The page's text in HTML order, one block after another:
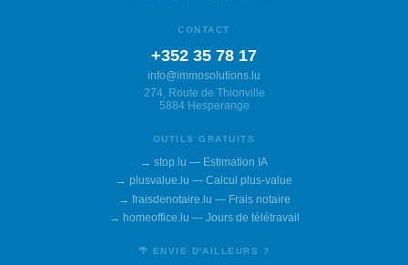
CONTACT
+352 35 78 17
info@immosolutions.lu
274, Route de Thionville
5884 Hesperange
OUTILS GRATUITS
→ stop.lu — Estimation IA
→ plusvalue.lu — Calcul plus-value
→ fraisdenotaire.lu — Frais notaire
→ homeoffice.lu — Jours de télétravail
🌴 ENVIE D'AILLEURS ?